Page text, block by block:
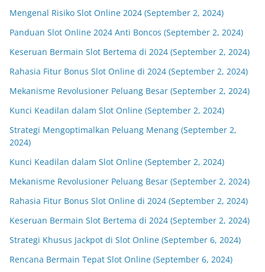
Mengenal Risiko Slot Online 2024 (September 2, 2024)
Panduan Slot Online 2024 Anti Boncos (September 2, 2024)
Keseruan Bermain Slot Bertema di 2024 (September 2, 2024)
Rahasia Fitur Bonus Slot Online di 2024 (September 2, 2024)
Mekanisme Revolusioner Peluang Besar (September 2, 2024)
Kunci Keadilan dalam Slot Online (September 2, 2024)
Strategi Mengoptimalkan Peluang Menang (September 2,
2024)
Kunci Keadilan dalam Slot Online (September 2, 2024)
Mekanisme Revolusioner Peluang Besar (September 2, 2024)
Rahasia Fitur Bonus Slot Online di 2024 (September 2, 2024)
Keseruan Bermain Slot Bertema di 2024 (September 2, 2024)
Strategi Khusus Jackpot di Slot Online (September 6, 2024)
Rencana Bermain Tepat Slot Online (September 6, 2024)